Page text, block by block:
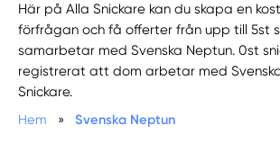
Här på Alla Snickare kan du skapa en
förfrågan och få offerter från upp till 5st
samarbetar med Svenska Neptun. 0st
registrerat att dom arbetar med
Snickare.
Hem
» Svenska Neptun